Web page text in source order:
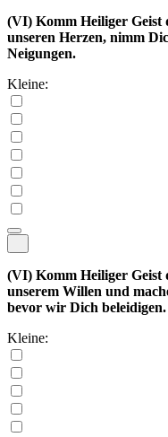
(VI) Komm Heiliger Geist
unseren Herzen, nimm
Neigungen.
Kleine:
(VI) Komm Heiliger
unserem Willen und
bevor wir Dich beleidigen.
Kleine: